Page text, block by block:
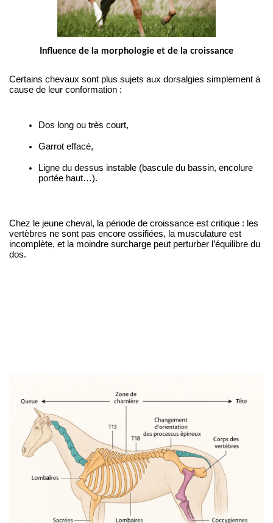
Influence de la morphologie et de la croissance
Certains chevaux sont plus sujets aux dorsalgies simplement à
cause de leur conformation :
Dos long ou très court,
Garrot effacé,
Ligne du dessus instable (bascule du bassin, encolure
portée haut…).
Chez le jeune cheval, la période de croissance est critique : les
vertèbres ne sont pas encore ossifiées, la musculature est
incomplète, et la moindre surcharge peut perturber l’équilibre du
dos.